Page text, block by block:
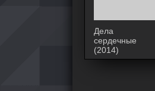
Дела
сердечные
(2014)